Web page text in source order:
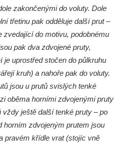
zakončenými do voluty. Dole
třetinu pak odděluje další prut –
zvedající do motivu, podobnému
pak dva zdvojené pruty,
je uprostřed stočen do půlkruhu
kruh) a nahoře pak do voluty.
jsou u prutů svislých tenké
oběma horními zdvojenými pruty
ještě další tenké pruty – po
horním zdvojeným prutem jsou
pravém křídle vrat (stojíc vně